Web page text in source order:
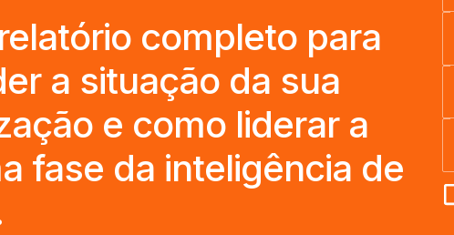
completo para
a situação da sua
e como liderar a
fase da inteligência de